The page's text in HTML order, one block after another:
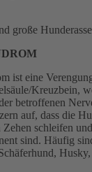
große
ist eine
Kreuzbein,
betroffenen
auf, dass die
schleifen
sind. Häufig